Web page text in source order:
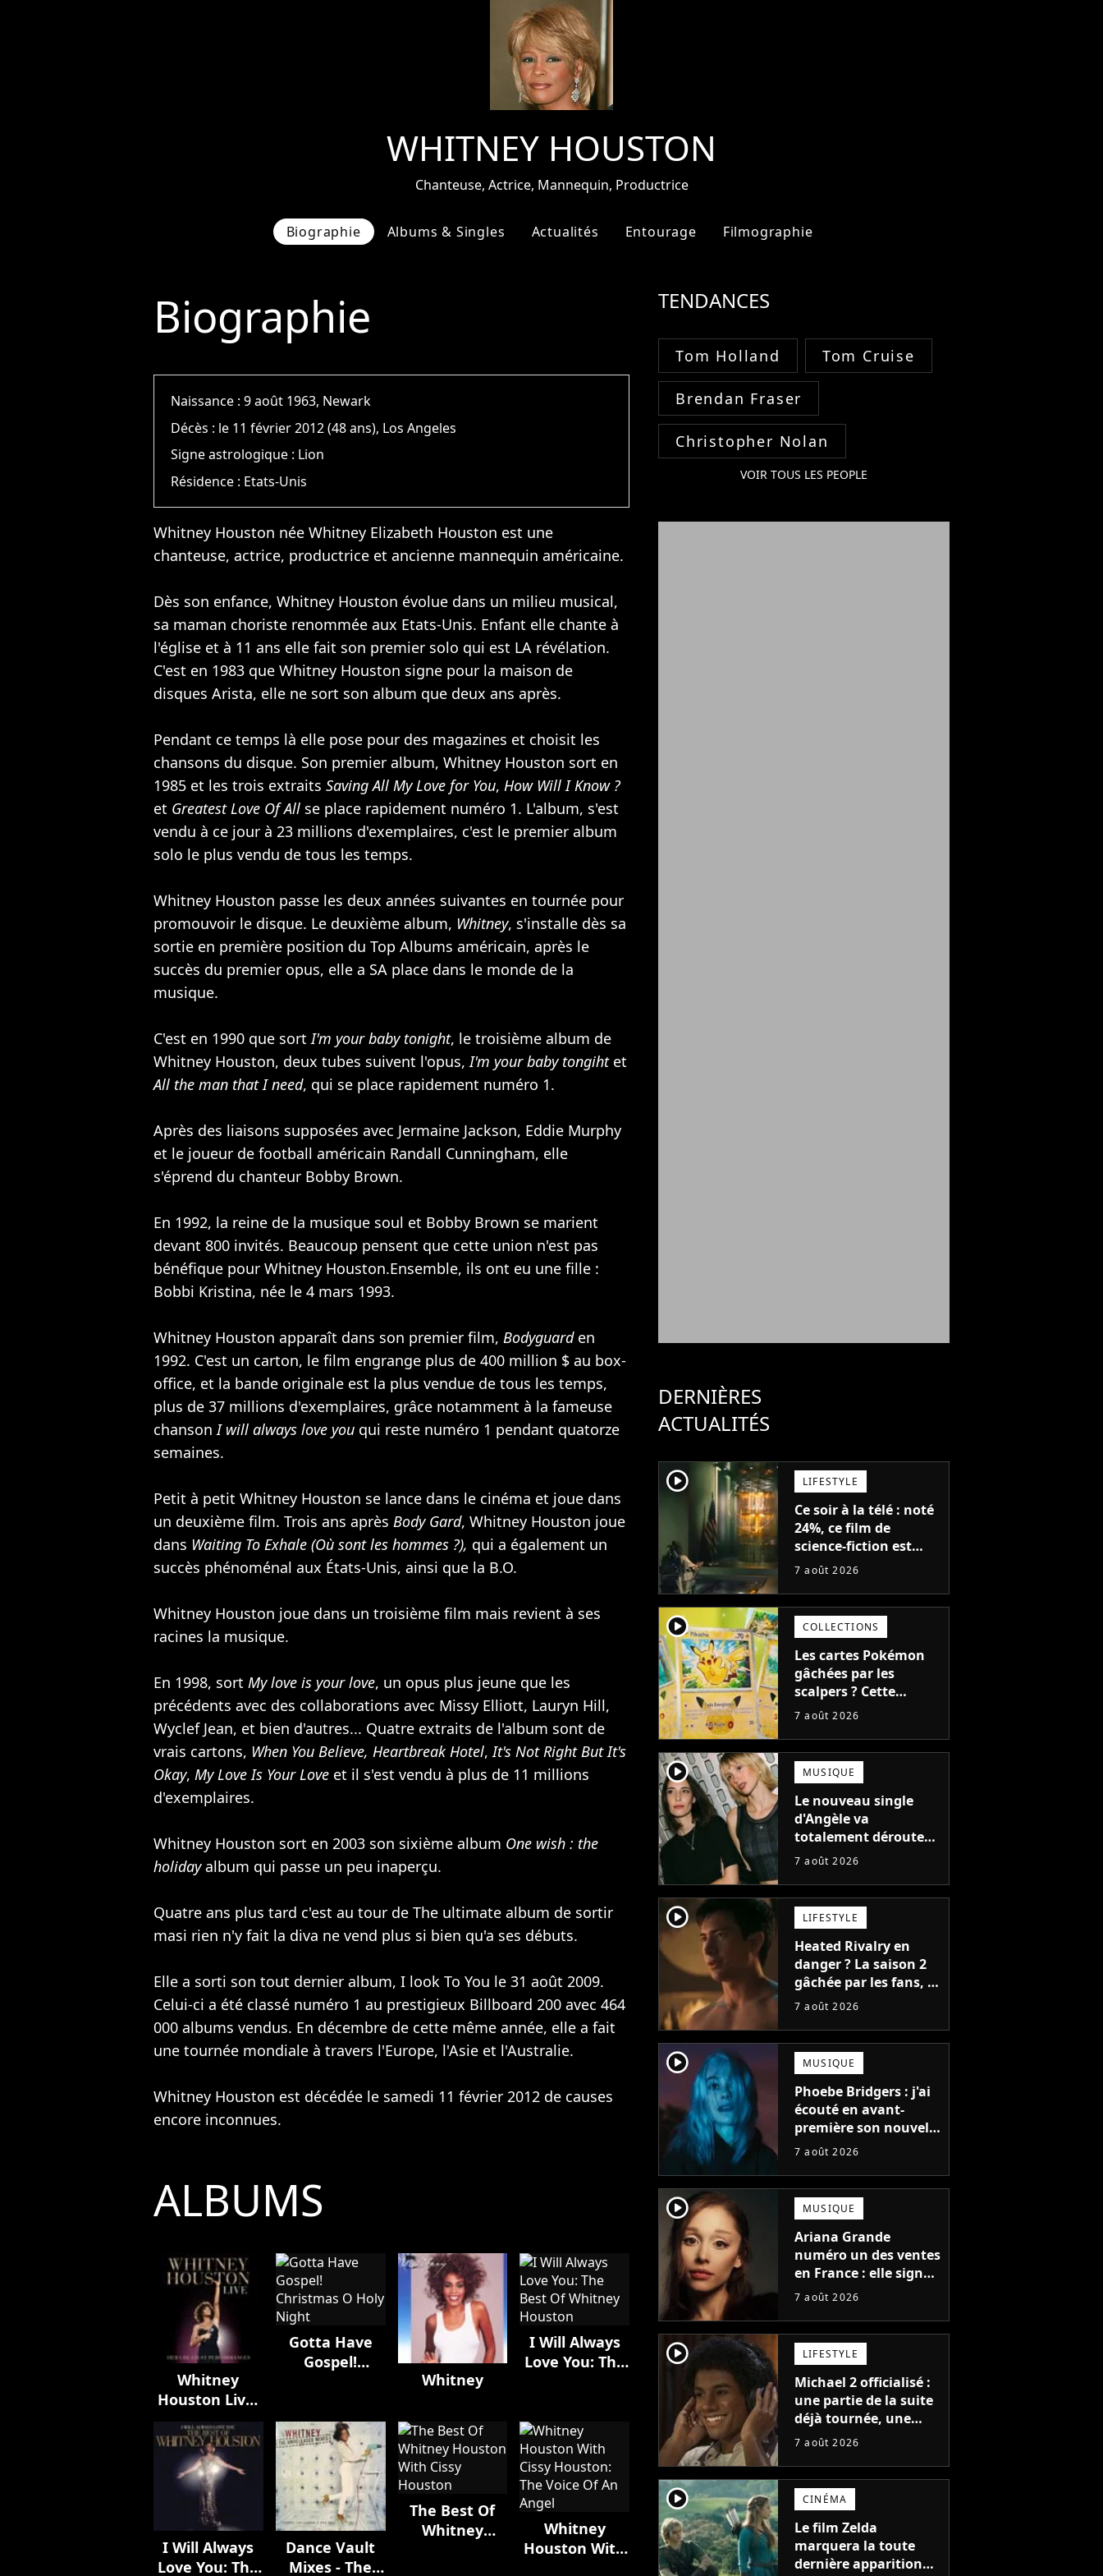
WHITNEY HOUSTON
Chanteuse, Actrice, Mannequin, Productrice
Biographie Albums & Singles Actualités Entourage Filmographie
Biographie
Naissance :9 août 1963, Newark
Décès : le 11 février 2012 (48 ans), Los Angeles
Signe astrologique : Lion
Résidence : Etats-Unis
Whitney Houston née Whitney Elizabeth Houston est une
chanteuse, actrice, productrice et ancienne mannequin américaine.
Dès son enfance, Whitney Houston évolue dans un milieu musical,
sa maman choriste renommée aux Etats-Unis. Enfant elle chante à
l'église et à 11 ans elle fait son premier solo qui est LA révélation.
C'est en 1983 que Whitney Houston signe pour la maison de
disques Arista, elle ne sort son album que deux ans après.
Pendant ce temps là elle pose pour des magazines et choisit les
chansons du disque. Son premier album, Whitney Houston sort en
1985 et les trois extraits Saving All My Love for You, How Will I Know ?
et Greatest Love Of All se place rapidement numéro 1. L'album, s'est
vendu à ce jour à 23 millions d'exemplaires, c'est le premier album
solo le plus vendu de tous les temps.
Whitney Houston passe les deux années suivantes en tournée pour
promouvoir le disque. Le deuxième album, Whitney, s'installe dès sa
sortie en première position du Top Albums américain, après le
succès du premier opus, elle a SA place dans le monde de la
musique.
C'est en 1990 que sortI'm your baby tonight, le troisième album de
Whitney Houston, deux tubes suivent l'opus,I'm your baby tongihtet
All the man that I need, qui se place rapidement numéro 1.
Après des liaisons supposées avec Jermaine Jackson, Eddie Murphy
et le joueur de football américain Randall Cunningham, elle
s'éprend du chanteur Bobby Brown.
En 1992, la reine de la musique soul et Bobby Brown se marient
devant 800 invités. Beaucoup pensent que cette union n'est pas
bénéfique pour Whitney Houston.Ensemble, ils ont eu une fille :
Bobbi Kristina, née le 4 mars 1993.
Whitney Houston apparaît dans son premier film, Bodyguard en
1992. C'est un carton, le film engrange plus de 400 million $ au box-
office, et la bande originale est la plus vendue de tous les temps,
plus de 37 millions d'exemplaires, grâce notamment à la fameuse
chansonI will always love you qui reste numéro 1 pendant quatorze
semaines.
Petit à petit Whitney Houston se lance dans le cinéma et joue dans
un deuxième film. Trois ans après Body Gard, Whitney Houston joue
dans Waiting To Exhale (Où sont les hommes ?), qui a également un
succès phénoménal aux États-Unis, ainsi que la B.O.
Whitney Houston joue dans un troisième film mais revient à ses
racines la musique.
En 1998, sort My love is your love, un opus plus jeune que les
précédents avec des collaborations avec Missy Elliott, Lauryn Hill,
Wyclef Jean, et bien d'autres... Quatre extraits de l'album sont de
vrais cartons, When You Believe, Heartbreak Hotel,It's Not Right But It's
Okay, My Love Is Your Love et il s'est vendu à plus de 11 millions
d'exemplaires.
Whitney Houston sort en 2003 son sixième album One wish : the
holidayalbum qui passe un peu inaperçu.
Quatre ans plus tard c'est au tour de The ultimate album de sortir
masi rien n'y fait la diva ne vend plus si bien qu'a ses débuts.
Elle a sorti son tout dernier album, I look To You le 31 août 2009.
Celui-ci a été classé numéro 1 au prestigieux Billboard 200 avec 464
000 albums vendus. En décembre de cette même année, elle a fait
une tournée mondiale à travers l'Europe, l'Asie et l'Australie.
Whitney Houston est décédée le samedi 11 février 2012 de causes
encore inconnues.
ALBUMS
Whitney
Houston Live:
Her Greatest
Performances
Gotta Have
Gospel!
Whitney
I Will Always
Love You: The
Houston
I Will Always
Love You: The
Dance Vault
Mixes - The
The Best Of
Whitney
Whitney
Houston With
TENDANCES
Tom Holland Tom Cruise
Brendan Fraser
Christopher Nolan
VOIR TOUS LES PEOPLE
DERNIÈRES
ACTUALITÉS
player2 LIFESTYLE
Ce soir à la télé : noté
24%, ce film de
science-fiction est
complètement raté,
encore pire à cause de
son acteur
7 août 2026
player2 COLLECTIONS
Les cartes Pokémon
gâchées par les
scalpers ? Cette
technique géniale
ruiner les revendeurs
7 août 2026
player2 MUSIQUE
Le nouveau single
d'Angèle va
totalement dérouter
le public, et c'est une
7 août 2026
player2 LIFESTYLE
Heated Rivalry en
danger ? La saison 2
gâchée par les fans, le
créateur pousse un
7 août 2026
player2 MUSIQUE
Phoebe Bridgers : j'ai
écouté en avant-
première son nouvel
album, c'est le bijou
7 août 2026
player2 MUSIQUE
Ariana Grande
numéro un des ventes
en France : elle signe
le meilleur démarrage
son album Petal
7 août 2026
player2 LIFESTYLE
Michael 2 officialisé :
une partie de la suite
déjà tournée, une
sortie possible en
7 août 2026
player2 CINÉMA
Le film Zelda
marquera la toute
dernière apparition